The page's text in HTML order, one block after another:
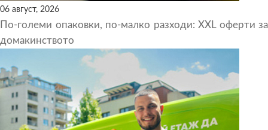
06 август, 2026
По-големи опаковки, по-малко разходи: XXL оферти за
домакинството